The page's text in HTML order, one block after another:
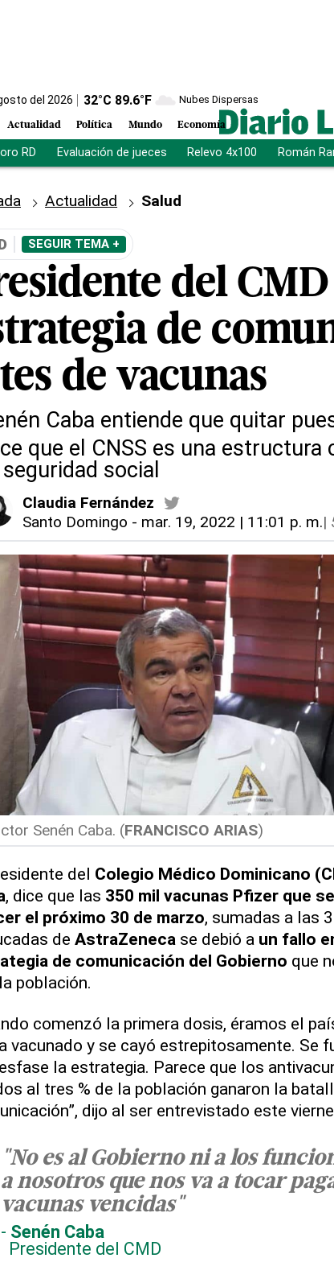
del 2026 32°C 89.6°F Nubes Dispersas
Actualidad Política Mundo Economía
RD Evaluación de jueces Relevo 4x100 Román
Actualidad Salud
SEGUIR TEMA +
del
de
de vacunas
Caba entiende que quitar
que el CNSS es una
seguridad social
Claudia Fernández
Santo Domingo - mar. 19, 2022 | 11:01 p. m.|
Senén Caba. (FRANCISCO ARIAS)
del Colegio Médico Dominicano
, dice que las 350 mil vacunas Pfizer que
el próximo 30 de marzo, sumadas a las
de AstraZeneca se debió a un fallo
de comunicación del Gobierno que
población.
comenzó la primera dosis, éramos el
vacunado y se cayó estrepitosamente. Se
la estrategia. Parece que los
al tres % de la población ganaron la
dijo al ser entrevistado este
"No es al Gobierno ni a los
a nosotros que nos va a tocar
vacunas vencidas"
Senén Caba
Presidente del CMD